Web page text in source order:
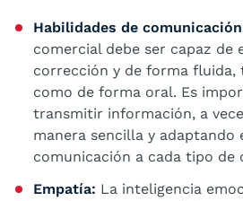
Habilidades de
comercial debe ser capaz de
corrección y de forma
como de forma oral. Es
transmitir información, a
manera sencilla y adaptando
comunicación a cada tipo de
Empatía: La inteligencia